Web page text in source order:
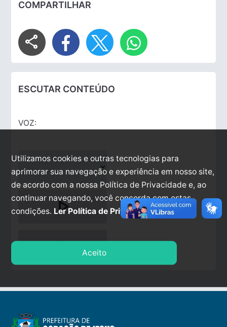
COMPARTILHAR
share
ESCUTAR CONTEÚDO
VOZ:
play_arrow
stop
Utilizamos cookies e outras tecnologias para
aprimorar sua navegação e experiência em nosso site,
de acordo com a nossa Política de Privacidade e, ao
continuar navegando, você concorda com estas
condições. Ler Política de Privacidade.
Aceito